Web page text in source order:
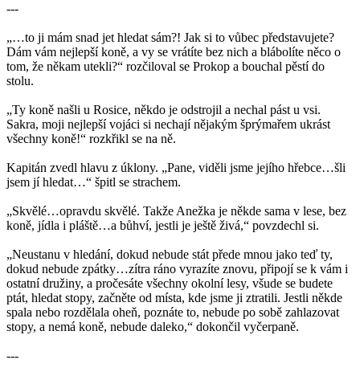
---
„…to ji mám snad jet hledat sám?! Jak si to vůbec představujete?
Dám vám nejlepší koně, a vy se vrátíte bez nich a blábolíte něco o
tom, že někam utekli?“ rozčiloval se Prokop a bouchal pěstí do
stolu.
„Ty koně našli u Rosice, někdo je odstrojil a nechal pást u vsi.
Sakra, moji nejlepší vojáci si nechají nějakým šprýmařem ukrást
všechny koně!“ rozkřikl se na ně.
Kapitán zvedl hlavu z úklony. „Pane, viděli jsme jejího hřebce…šli
jsem jí hledat…“ špitl se strachem.
„Skvělé…opravdu skvělé. Takže Anežka je někde sama v lese, bez
koně, jídla i pláště…a bůhví, jestli je ještě živá,“ povzdechl si.
„Neustanu v hledání, dokud nebude stát přede mnou jako teď ty,
dokud nebude zpátky…zítra ráno vyrazíte znovu, připojí se k vám i
ostatní družiny, a pročesáte všechny okolní lesy, všude se budete
ptát, hledat stopy, začněte od místa, kde jsme ji ztratili. Jestli někde
spala nebo rozdělala oheň, poznáte to, nebude po sobě zahlazovat
stopy, a nemá koně, nebude daleko,“ dokončil vyčerpaně.
---